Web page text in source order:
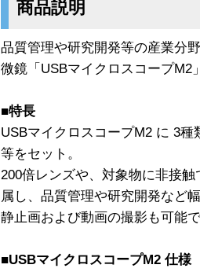
商品説明
品質管理や研究開発等の産業分
微鏡「USBマイクロスコープM2
■特長
USBマイクロスコープM2 に 3
等をセット。
200倍レンズや、対象物に非接
属し、品質管理や研究開発など
静止画および動画の撮影も可能
■USBマイクロスコープM2 仕様